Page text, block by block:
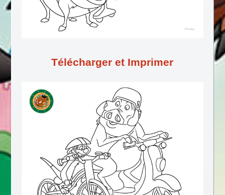
Télécharger et Imprimer